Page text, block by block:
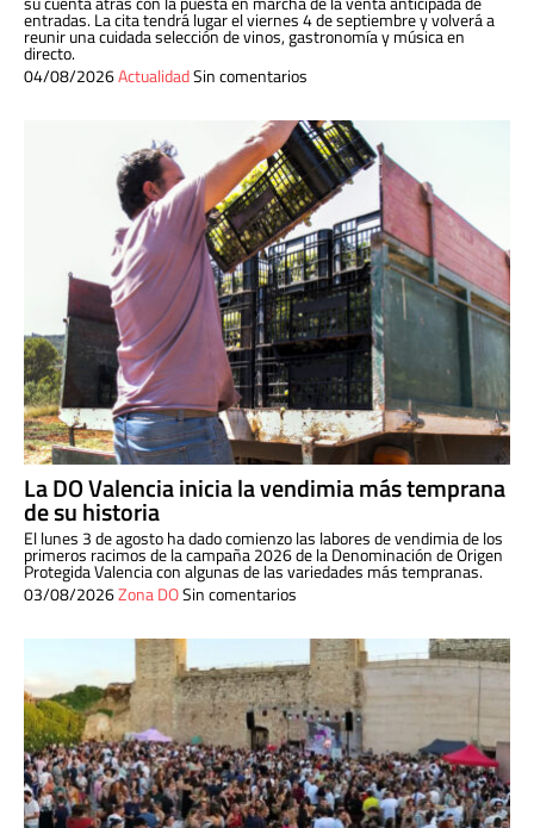
entradas. La cita tendrá lugar el viernes 4 de septiembre y volverá a
reunir una cuidada selección de vinos, gastronomía y música en
directo.
04/08/2026ActualidadSin comentarios
La DO Valencia inicia la vendimia más temprana
de su historia
El lunes 3 de agosto ha dado comienzo las labores de vendimia de los
primeros racimos de la campaña 2026 de la Denominación de Origen
Protegida Valencia con algunas de las variedades más tempranas.
03/08/2026Zona DOSin comentarios